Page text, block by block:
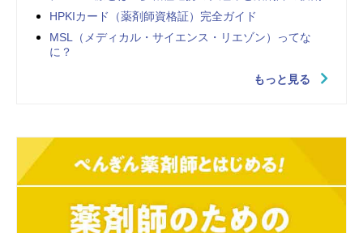
HPKIカード（薬剤師資格証）完全ガイド
MSL（メディカル・サイエンス・リエゾン）ってな
に？
もっと見る